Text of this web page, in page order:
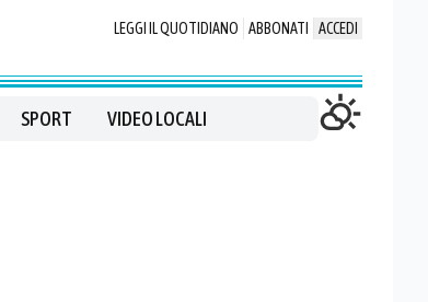
LEGGI IL QUOTIDIANO ABBONATI ACCEDI
SPORT VIDEO LOCALI